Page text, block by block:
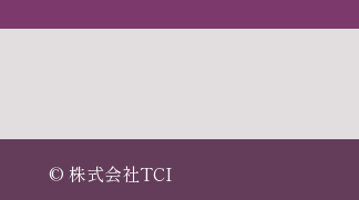
© 株式会社TCI